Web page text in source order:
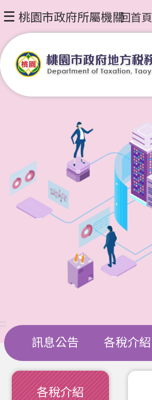
桃園市政府所屬機關回首頁
:::
訊息公告 各稅介紹
:::
各稅介紹